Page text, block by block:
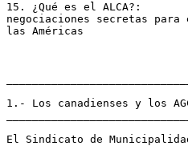
15. ¿Qué es el ALCA?:
negociaciones secretas
las Américas
1.- Los canadienses y los
El Sindicato de